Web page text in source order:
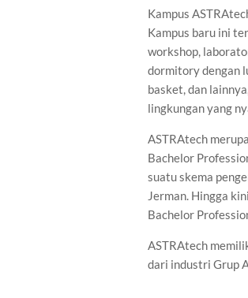
Kampus
Kampus baru ini
workshop,
dormitory dengan
basket, dan
lingkungan yang
ASTRAtech
Bachelor
suatu skema
Jerman. Hingga
Bachelor
ASTRAtech
dari industri Grup